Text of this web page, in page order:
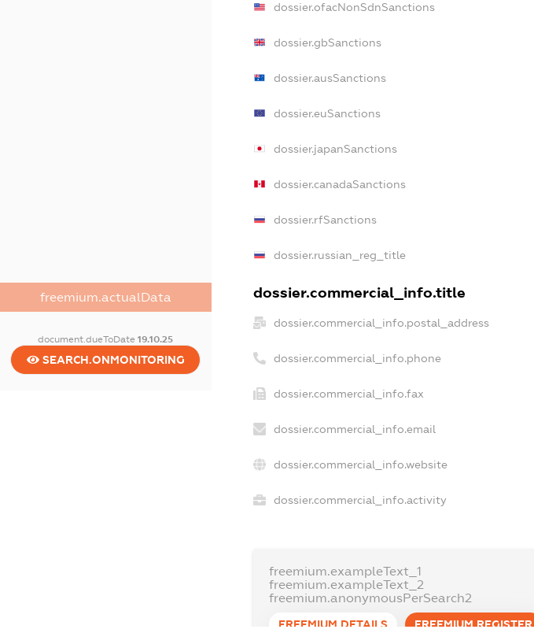
freemium.actualData
document.dueToDate19.10.25
SEARCH.ONMONITORING
dossier.ofacNonSdnSanctions
dossier.gbSanctions
dossier.ausSanctions
dossier.euSanctions
dossier.japanSanctions
dossier.canadaSanctions
dossier.rfSanctions
dossier.russian_reg_title
dossier.commercial_info.title
dossier.commercial_info.postal_address
dossier.commercial_info.phone
dossier.commercial_info.fax
dossier.commercial_info.email
dossier.commercial_info.website
dossier.commercial_info.activity
freemium.exampleText_1
freemium.exampleText_2
freemium.anonymousPerSearch2
FREEMIUM.DETAILS FREEMIUM.REGISTER